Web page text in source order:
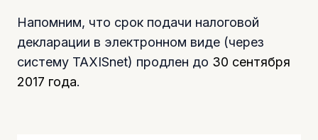
Напомним, что срок подачи налоговой
декларации в электронном виде (через
систему TAXISnet) продлен до 30 сентября
2017 года.